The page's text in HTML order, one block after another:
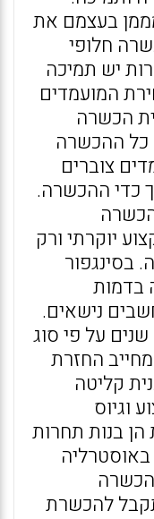
בעצמם את
חלופי
יש תמיכה
המועמדים
הכשרה
כל ההכשרה
צוברים
כדי ההכשרה.
יוקרתי ורק
בסינגפור
בדמות
נישאים.
ההתחייבות היא ללמד 3 – 5 שנים על פי סוג
מחייב החזרת
קליטה
וגיוס
בנות תחרות
להכשרת